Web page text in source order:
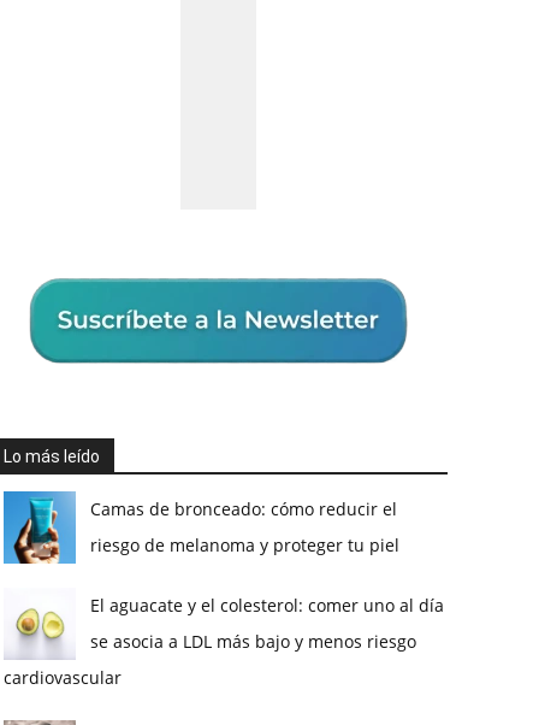
Lo más leído
Camas de bronceado: cómo reducir el
riesgo de melanoma y proteger tu piel
El aguacate y el colesterol: comer uno al día
se asocia a LDL más bajo y menos riesgo
cardiovascular